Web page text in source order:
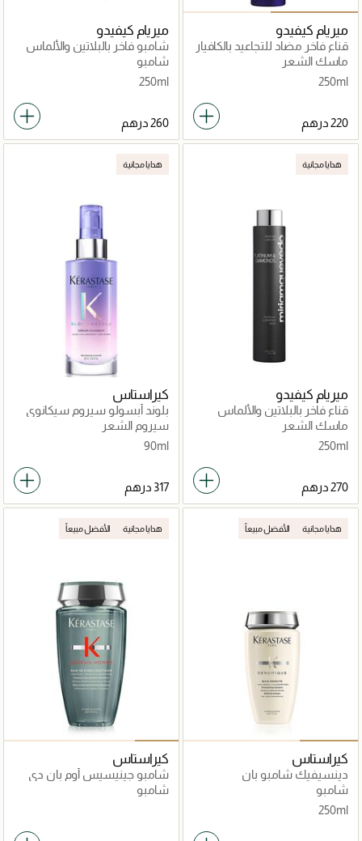
ميريام كيفيدو
قناع فاخر مضاد للتجاعيد بالكافيار
الأسود
ماسك الشعر
250ml
ميريام كيفيدو
شامبو فاخر بالبلاتين والألماس
شامبو
250ml
هدايا مجانية
ميريام كيفيدو
قناع فاخر بالبلاتين والألماس
ماسك الشعر
250ml
هدايا مجانية
كيراستاس
بلوند أبسولو سيروم سيكانوي
للعناية الليلية 90مل
سيروم الشعر
90ml
هدايا مجانية الأفضل مبيعاً
كيراستاس
دينسيفيك شامبو بان
دينسيتيي 250مل
شامبو
250ml
هدايا مجانية الأفضل مبيعاً
كيراستاس
شامبو جينيسيس أوم بان دي
فورس كوتيديا مقوي للشعر
المُعرض للتساقط 250مل
شامبو